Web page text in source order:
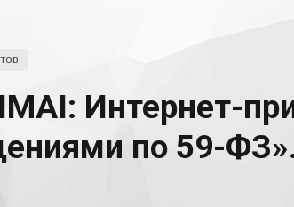
Интернет-
по 59-